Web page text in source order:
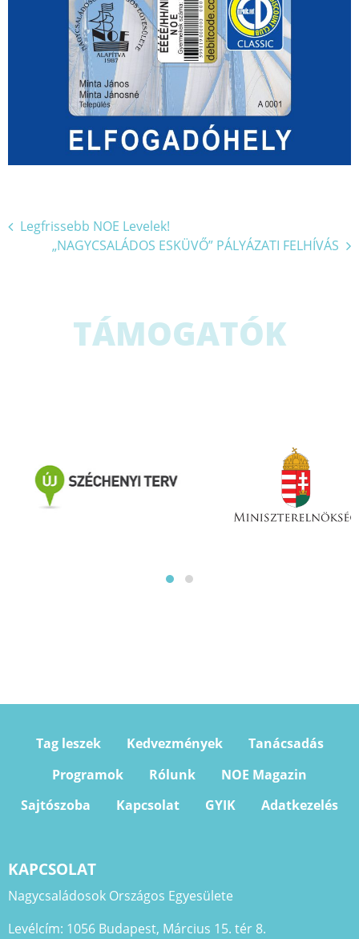
Bejegyzés
navigáció
Legfrissebb NOE Levelek!
„NAGYCSALÁDOS ESKÜVŐ” PÁLYÁZATI FELHÍVÁS
TÁMOGATÓK
Tag leszek Kedvezmények
Tanácsadás
Programok
Rólunk
NOE Magazin
Sajtószoba
Kapcsolat GYIK Adatkezelés
KAPCSOLAT
Nagycsaládosok Országos Egyesülete
Levélcím: 1056 Budapest, Március 15. tér 8.